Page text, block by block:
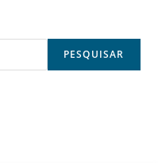
PESQUISAR